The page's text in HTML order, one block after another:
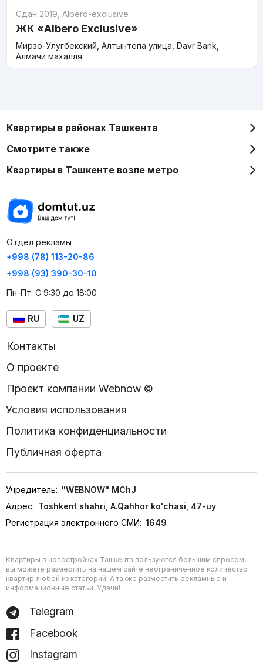
Сдан 2019 Albero-exclusive
ЖК «Albero Exclusive»
Мирзо-Улугбекский, Алтынтепа улица, Davr Bank,
Алмачи махалля
Квартиры в районах Ташкента
Смотрите также
Квартиры в Ташкенте возле метро
Отдел рекламы
+998 (78) 113-20-86
+998 (93) 390-30-10
Пн-Пт. С 9:30 до 18:00
RU UZ
Контакты
О проекте
Проект компании Webnow ©
Условия использования
Политика конфиденциальности
Публичная оферта
Учредитель: "WEBNOW" MChJ
Адрес: Toshkent shahri, A.Qahhor ko'chasi, 47-uy
Регистрация электронного СМИ: 1649
Квартиры в новостройках Ташкента пользуются большим спросом,
вы можете разместить на нашем сайте неограниченное количество
квартир любой из категорий. А также разместить рекламные и
информационные статьи. Удачи!
Telegram
Facebook
Instagram